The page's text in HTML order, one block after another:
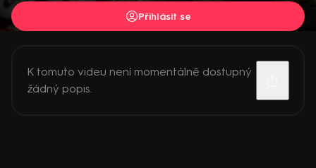
Přihlásit se
K tomuto videu není momentálně dostupný
žádný popis.